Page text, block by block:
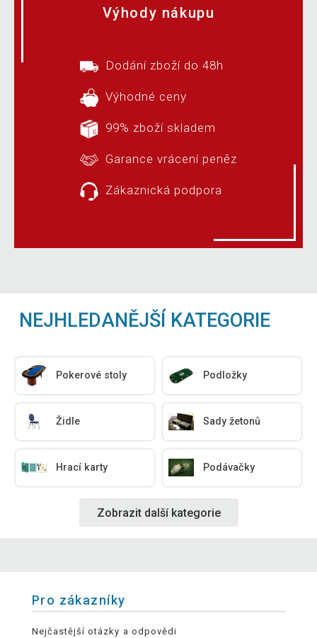
Výhody nákupu
Dodání zboží do 48h
Výhodné ceny
99% zboží skladem
Garance vrácení peněz
Zákaznická podpora
NEJHLEDANĚJŠÍ KATEGORIE
Pokerové stoly Podložky
Židle Sady žetonů
Hrací karty Podávačky
Zobrazit další kategorie
Pro zákazníky
Nejčastější otázky a odpovědi